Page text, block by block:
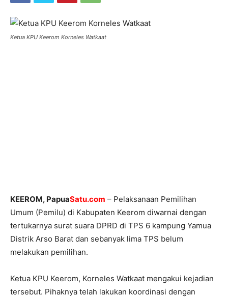
Ketua KPU Keerom Korneles Watkaat
KEEROM, PapuaSatu.com – Pelaksanaan Pemilihan
Umum (Pemilu) di Kabupaten Keerom diwarnai dengan
tertukarnya surat suara DPRD di TPS 6 kampung Yamua
Distrik Arso Barat dan sebanyak lima TPS belum
melakukan pemilihan.
Ketua KPU Keerom, Korneles Watkaat mengakui kejadian
tersebut. Pihaknya telah lakukan koordinasi dengan